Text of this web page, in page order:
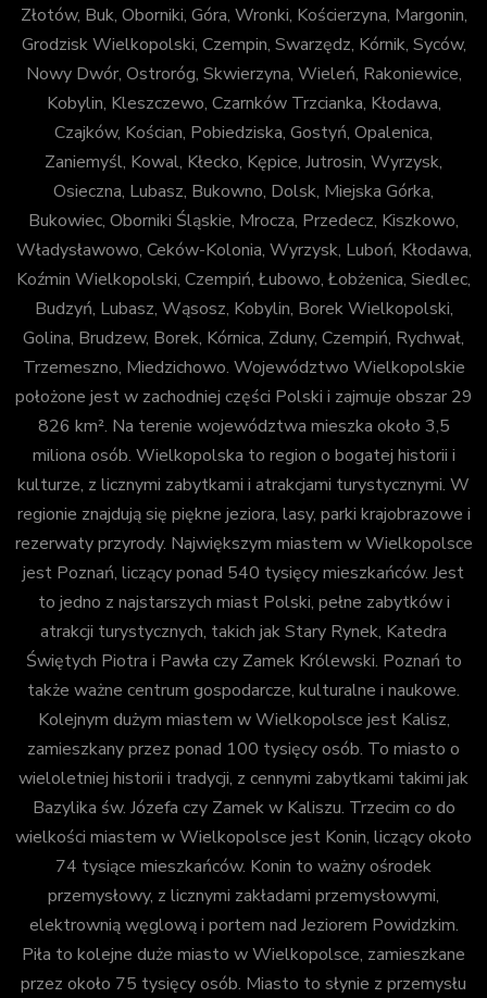
Złotów, Buk, Oborniki, Góra, Wronki, Kościerzyna, Margonin,
Grodzisk Wielkopolski, Czempin, Swarzędz, Kórnik, Syców,
Nowy Dwór, Ostroróg, Skwierzyna, Wieleń, Rakoniewice,
Kobylin, Kleszczewo, Czarnków Trzcianka, Kłodawa,
Czajków, Kościan, Pobiedziska, Gostyń, Opalenica,
Zaniemyśl, Kowal, Kłecko, Kępice, Jutrosin, Wyrzysk,
Osieczna, Lubasz, Bukowno, Dolsk, Miejska Górka,
Bukowiec, Oborniki Śląskie, Mrocza, Przedecz, Kiszkowo,
Władysławowo, Ceków-Kolonia, Wyrzysk, Luboń, Kłodawa,
Koźmin Wielkopolski, Czempiń, Łubowo, Łobżenica, Siedlec,
Budzyń, Lubasz, Wąsosz, Kobylin, Borek Wielkopolski,
Golina, Brudzew, Borek, Kórnica, Zduny, Czempiń, Rychwał,
Trzemeszno, Miedzichowo. Województwo Wielkopolskie
położone jest w zachodniej części Polski i zajmuje obszar 29
826 km². Na terenie województwa mieszka około 3,5
miliona osób. Wielkopolska to region o bogatej historii i
kulturze, z licznymi zabytkami i atrakcjami turystycznymi. W
regionie znajdują się piękne jeziora, lasy, parki krajobrazowe i
rezerwaty przyrody. Największym miastem w Wielkopolsce
jest Poznań, liczący ponad 540 tysięcy mieszkańców. Jest
to jedno z najstarszych miast Polski, pełne zabytków i
atrakcji turystycznych, takich jak Stary Rynek, Katedra
Świętych Piotra i Pawła czy Zamek Królewski. Poznań to
także ważne centrum gospodarcze, kulturalne i naukowe.
Kolejnym dużym miastem w Wielkopolsce jest Kalisz,
zamieszkany przez ponad 100 tysięcy osób. To miasto o
wieloletniej historii i tradycji, z cennymi zabytkami takimi jak
Bazylika św. Józefa czy Zamek w Kaliszu. Trzecim co do
wielkości miastem w Wielkopolsce jest Konin, liczący około
74 tysiące mieszkańców. Konin to ważny ośrodek
przemysłowy, z licznymi zakładami przemysłowymi,
elektrownią węglową i portem nad Jeziorem Powidzkim.
Piła to kolejne duże miasto w Wielkopolsce, zamieszkane
przez około 75 tysięcy osób. Miasto to słynie z przemysłu